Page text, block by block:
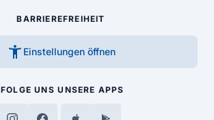
BARRIEREFREIHEIT
accessibility_new Einstellungen öffnen
FOLGE UNS UNSERE APPS